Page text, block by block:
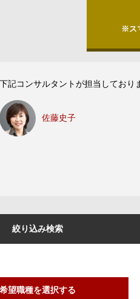
※ス
記コンサルタントが担当しており
佐藤史子
絞り込み検索
希望職種を選択する